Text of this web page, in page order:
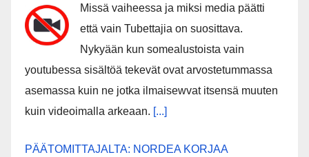
Missä vaiheessa ja miksi media päätti
että vain Tubettajia on suosittava.
Nykyään kun somealustoista vain
youtubessa sisältöä tekevät ovat arvostetummassa
asemassa kuin ne jotka ilmaisewvat itsensä muuten
kuin videoimalla arkeaan. [...]
PÄÄTOMITTAJALTA: NORDEA KORJAA